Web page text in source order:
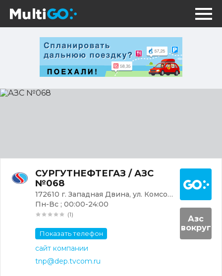
АЗС
СУРГУТНЕФТЕГАЗ / АЗС
№068
172610 г. Западная Двина, ул. Комсомольская
Пн-Вс ; 00:00-24:00
(1)
Показать телефон
сайт компании
tnp@dep.tvcom.ru
Азс
вокруг